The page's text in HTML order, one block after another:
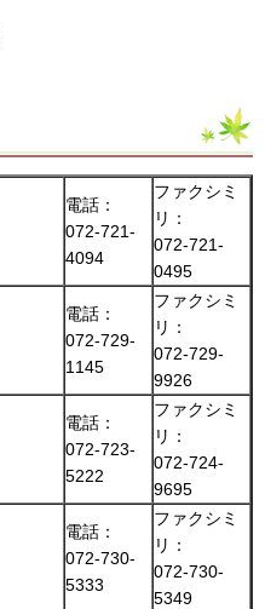
電話：
072-721-
4094
ファクシミ
リ：
072-721-
0495
電話：
072-729-
1145
ファクシミ
リ：
072-729-
9926
電話：
072-723-
5222
ファクシミ
リ：
072-724-
9695
電話：
072-730-
5333
ファクシミ
リ：
072-730-
5349